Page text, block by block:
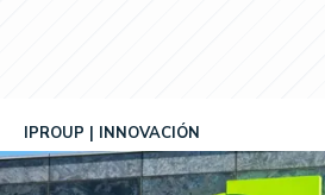
IPROUP INNOVACIÓN